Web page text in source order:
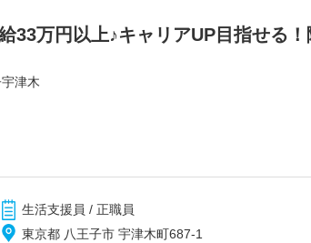
33万円以上♪キャリアUP目指せる
津木
生活支援員 / 正職員
東京都 八王子市 宇津木町687-1